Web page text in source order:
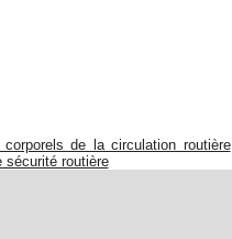
de la circulation routière
sécurité routière